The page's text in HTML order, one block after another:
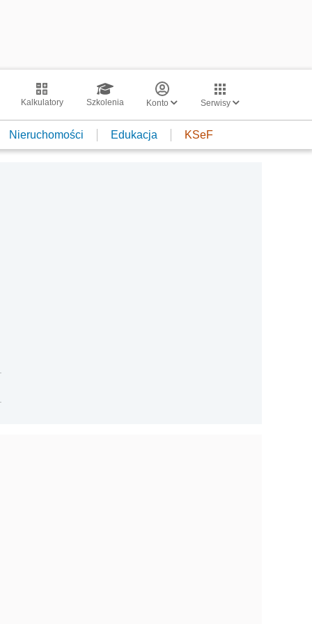
Kalkulatory Szkolenia Konto Serwisy
Nieruchomości Edukacja KSeF